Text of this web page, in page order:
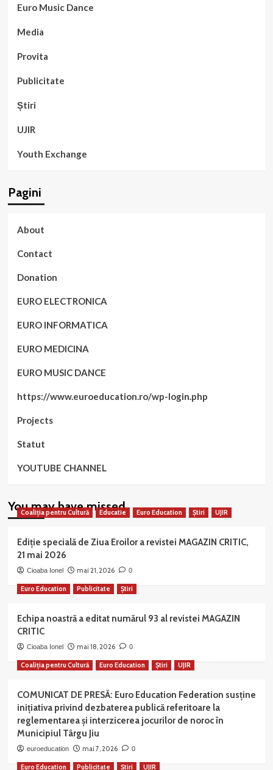
Euro Music Dance
Media
Provita
Publicitate
Știri
UJIR
Youth Exchange
Pagini
About
Contact
Donation
EURO ELECTRONICA
EURO INFORMATICA
EURO MEDICINA
EURO MUSIC DANCE
https://www.euroeducation.ro/wp-login.php
Projects
Statut
YOUTUBE CHANNEL
You may have missed
Coaliția pentru Cultură Educatie Euro Education Știri UJIR
Ediție specială de Ziua Eroilor a revistei MAGAZIN CRITIC,
21 mai 2026
Cioaba Ionel mai 21, 2026 0
Euro Education Publicitate Știri
Echipa noastră a editat numărul 93 al revistei MAGAZIN
CRITIC
Cioaba Ionel mai 18, 2026 0
Coaliția pentru Cultură Euro Education Știri UJIR
COMUNICAT DE PRESĂ: Euro Education Federation susține
inițiativa privind dezbaterea publică referitoare la
reglementarea și interzicerea jocurilor de noroc în
Municipiul Târgu Jiu
euroeducation mai 7, 2026 0
Euro Education Publicitate Știri UJIR